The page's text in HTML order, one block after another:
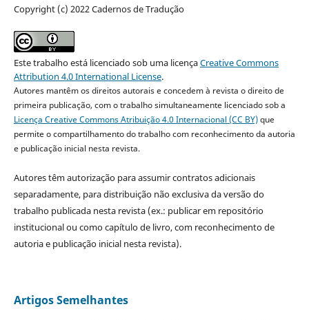
Copyright (c) 2022 Cadernos de Tradução
Este trabalho está licenciado sob uma licençaCreative Commons
Attribution 4.0 International License.
Autores mantêm os direitos autorais e concedem à revista o direito de
primeira publicação, com o trabalho simultaneamente licenciado sob a
Licença Creative Commons Atribuição 4.0 Internacional (CC BY)que
permite o compartilhamento do trabalho com reconhecimento da autoria
e publicação inicial nesta revista.
Autores têm autorização para assumir contratos adicionais
separadamente, para distribuição não exclusiva da versão do
trabalho publicada nesta revista (ex.: publicar em repositório
institucional ou como capítulo de livro, com reconhecimento de
autoria e publicação inicial nesta revista).
Artigos Semelhantes